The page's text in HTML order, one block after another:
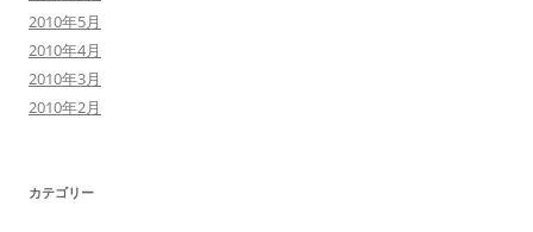
2010年5月
2010年4月
2010年3月
2010年2月
カテゴリー